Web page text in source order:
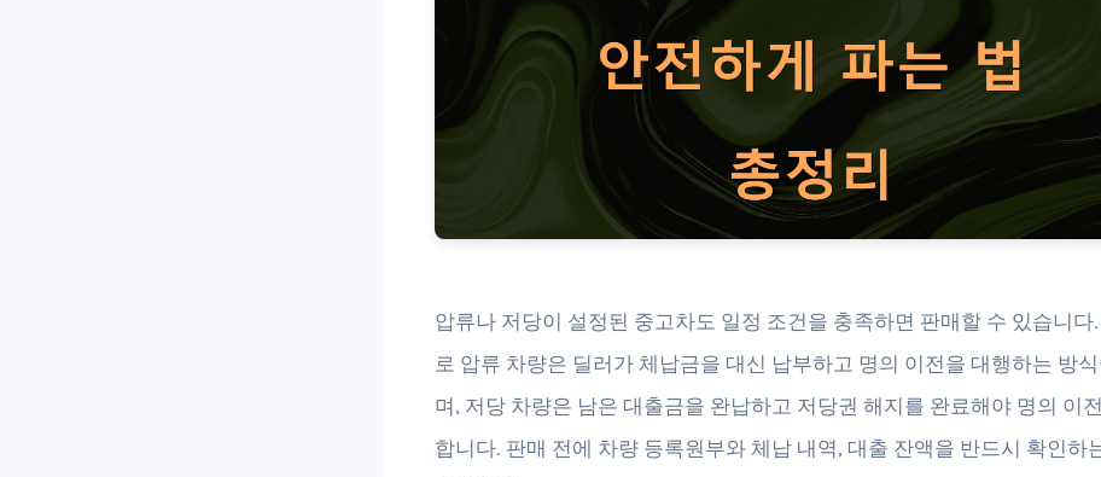
압류나 저당이 설정된 중고차도 일정 조건을 충족하면 판매할 수 있습니다
로 압류 차량은 딜러가 체납금을 대신 납부하고 명의 이전을 대행하는 방
며, 저당 차량은 남은 대출금을 완납하고 저당권 해지를 완료해야 명의 이
합니다. 판매 전에 차량 등록원부와 체납 내역, 대출 잔액을 반드시 확인하